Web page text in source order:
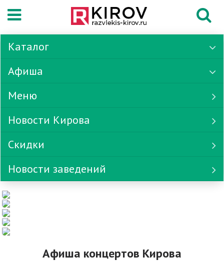
Каталог
Афиша
Меню
Новости Кирова
Скидки
Новости заведений
Афиша концертов Кирова